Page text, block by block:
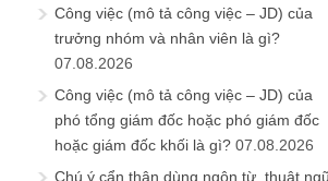
Công việc (mô tả công việc – JD) của
trưởng nhóm và nhân viên là gì?
07.08.2026
Công việc (mô tả công việc – JD) của
phó tổng giám đốc hoặc phó giám đốc
hoặc giám đốc khối là gì? 07.08.2026
Chú ý cẩn thận dùng ngôn từ, thuật